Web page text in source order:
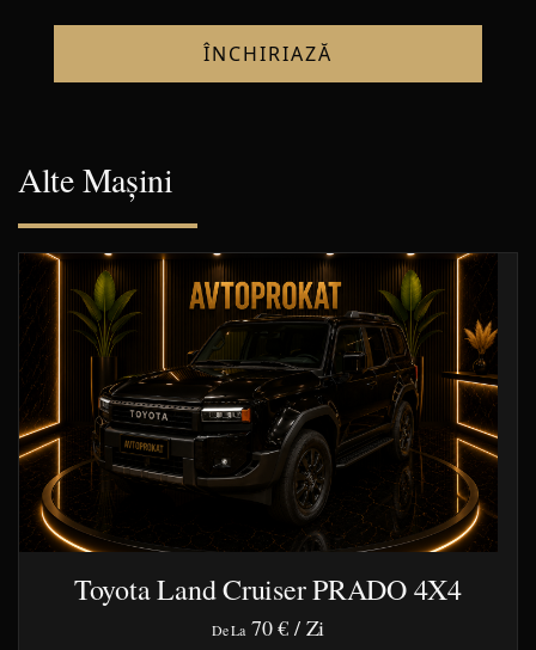
ÎNCHIRIAZĂ
Alte Mașini
Toyota Land Cruiser PRADO 4X4
De La70 € / Zi